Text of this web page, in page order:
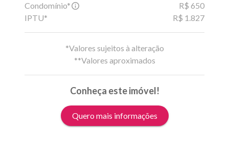
Condomínio*
R$ 650
IPTU*
R$ 1.827
*Valores sujeitos à alteração
**Valores aproximados
Conheça este imóvel!
Quero mais informações